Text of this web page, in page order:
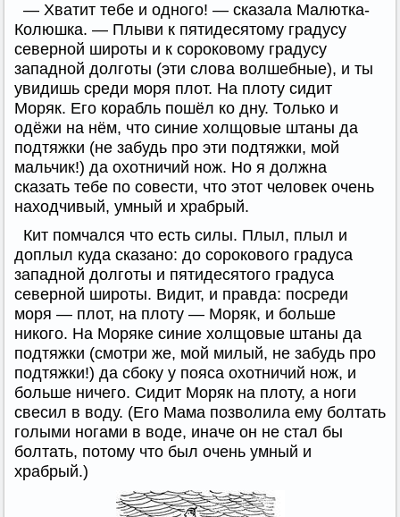
— Хватит тебе и одного! — сказала Малютка-
Колюшка. — Плыви к пятидесятому градусу
северной широты и к сороковому градусу
западной долготы (эти слова волшебные), и ты
увидишь среди моря плот. На плоту сидит
Моряк. Его корабль пошёл ко дну. Только и
одёжи на нём, что синие холщовые штаны да
подтяжки (не забудь про эти подтяжки, мой
мальчик!) да охотничий нож. Но я должна
сказать тебе по совести, что этот человек очень
находчивый, умный и храбрый.
Кит помчался что есть силы. Плыл, плыл и
доплыл куда сказано: до сорокового градуса
западной долготы и пятидесятого градуса
северной широты. Видит, и правда: посреди
моря — плот, на плоту — Моряк, и больше
никого. На Моряке синие холщовые штаны да
подтяжки (смотри же, мой милый, не забудь про
подтяжки!) да сбоку у пояса охотничий нож, и
больше ничего. Сидит Моряк на плоту, а ноги
свесил в воду. (Его Мама позволила ему болтать
голыми ногами в воде, иначе он не стал бы
болтать, потому что был очень умный и
храбрый.)